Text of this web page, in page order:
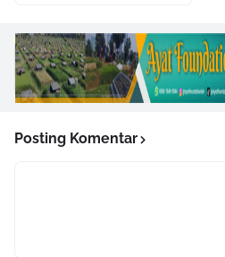
Posting Komentar